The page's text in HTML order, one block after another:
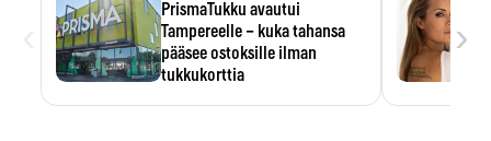
PrismaTukku avautui
Tampereelle – kuka tahansa
pääsee ostoksille ilman
tukkukorttia
›